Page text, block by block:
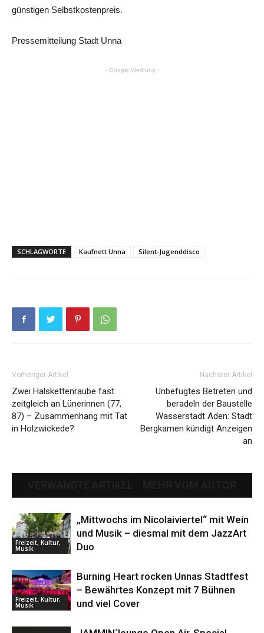
günstigen Selbstkostenpreis.
Pressemitteilung Stadt Unna
- Google Werbung -
SCHLAGWORTE Kaufnett Unna Silent-Jugenddisco
Vorheriger Artikel
Zwei Halskettenraube fast
zeitgleich an Lünerinnen (77,
87) – Zusammenhang mit Tat
in Holzwickede?
Nächster Artikel
Unbefugtes Betreten und
beradeln der Baustelle
Wasserstadt Aden: Stadt
Bergkamen kündigt Anzeigen
an
Freizeit, Kultur,
Musik
„Mittwochs im Nicolaiviertel“ mit Wein
und Musik – diesmal mit dem JazzArt
Duo
Freizeit, Kultur,
Musik
Burning Heart rocken Unnas Stadtfest
– Bewährtes Konzept mit 7 Bühnen
und viel Cover